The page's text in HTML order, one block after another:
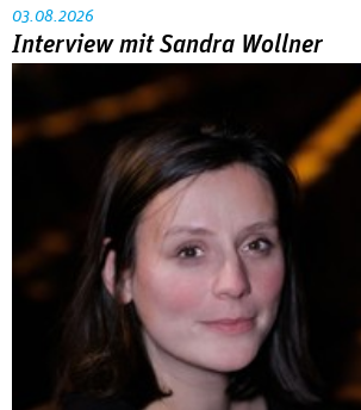
03.08.2026
Interview mit Sandra Wollner